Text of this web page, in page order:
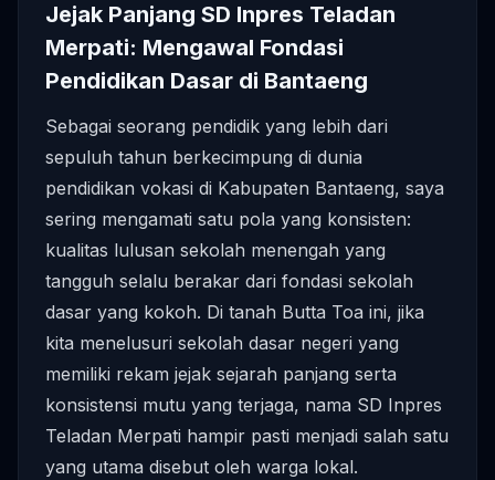
Jejak Panjang SD Inpres Teladan
Merpati: Mengawal Fondasi
Pendidikan Dasar di Bantaeng
Sebagai seorang pendidik yang lebih dari
sepuluh tahun berkecimpung di dunia
pendidikan vokasi di Kabupaten Bantaeng, saya
sering mengamati satu pola yang konsisten:
kualitas lulusan sekolah menengah yang
tangguh selalu berakar dari fondasi sekolah
dasar yang kokoh. Di tanah Butta Toa ini, jika
kita menelusuri sekolah dasar negeri yang
memiliki rekam jejak sejarah panjang serta
konsistensi mutu yang terjaga, nama SD Inpres
Teladan Merpati hampir pasti menjadi salah satu
yang utama disebut oleh warga lokal.